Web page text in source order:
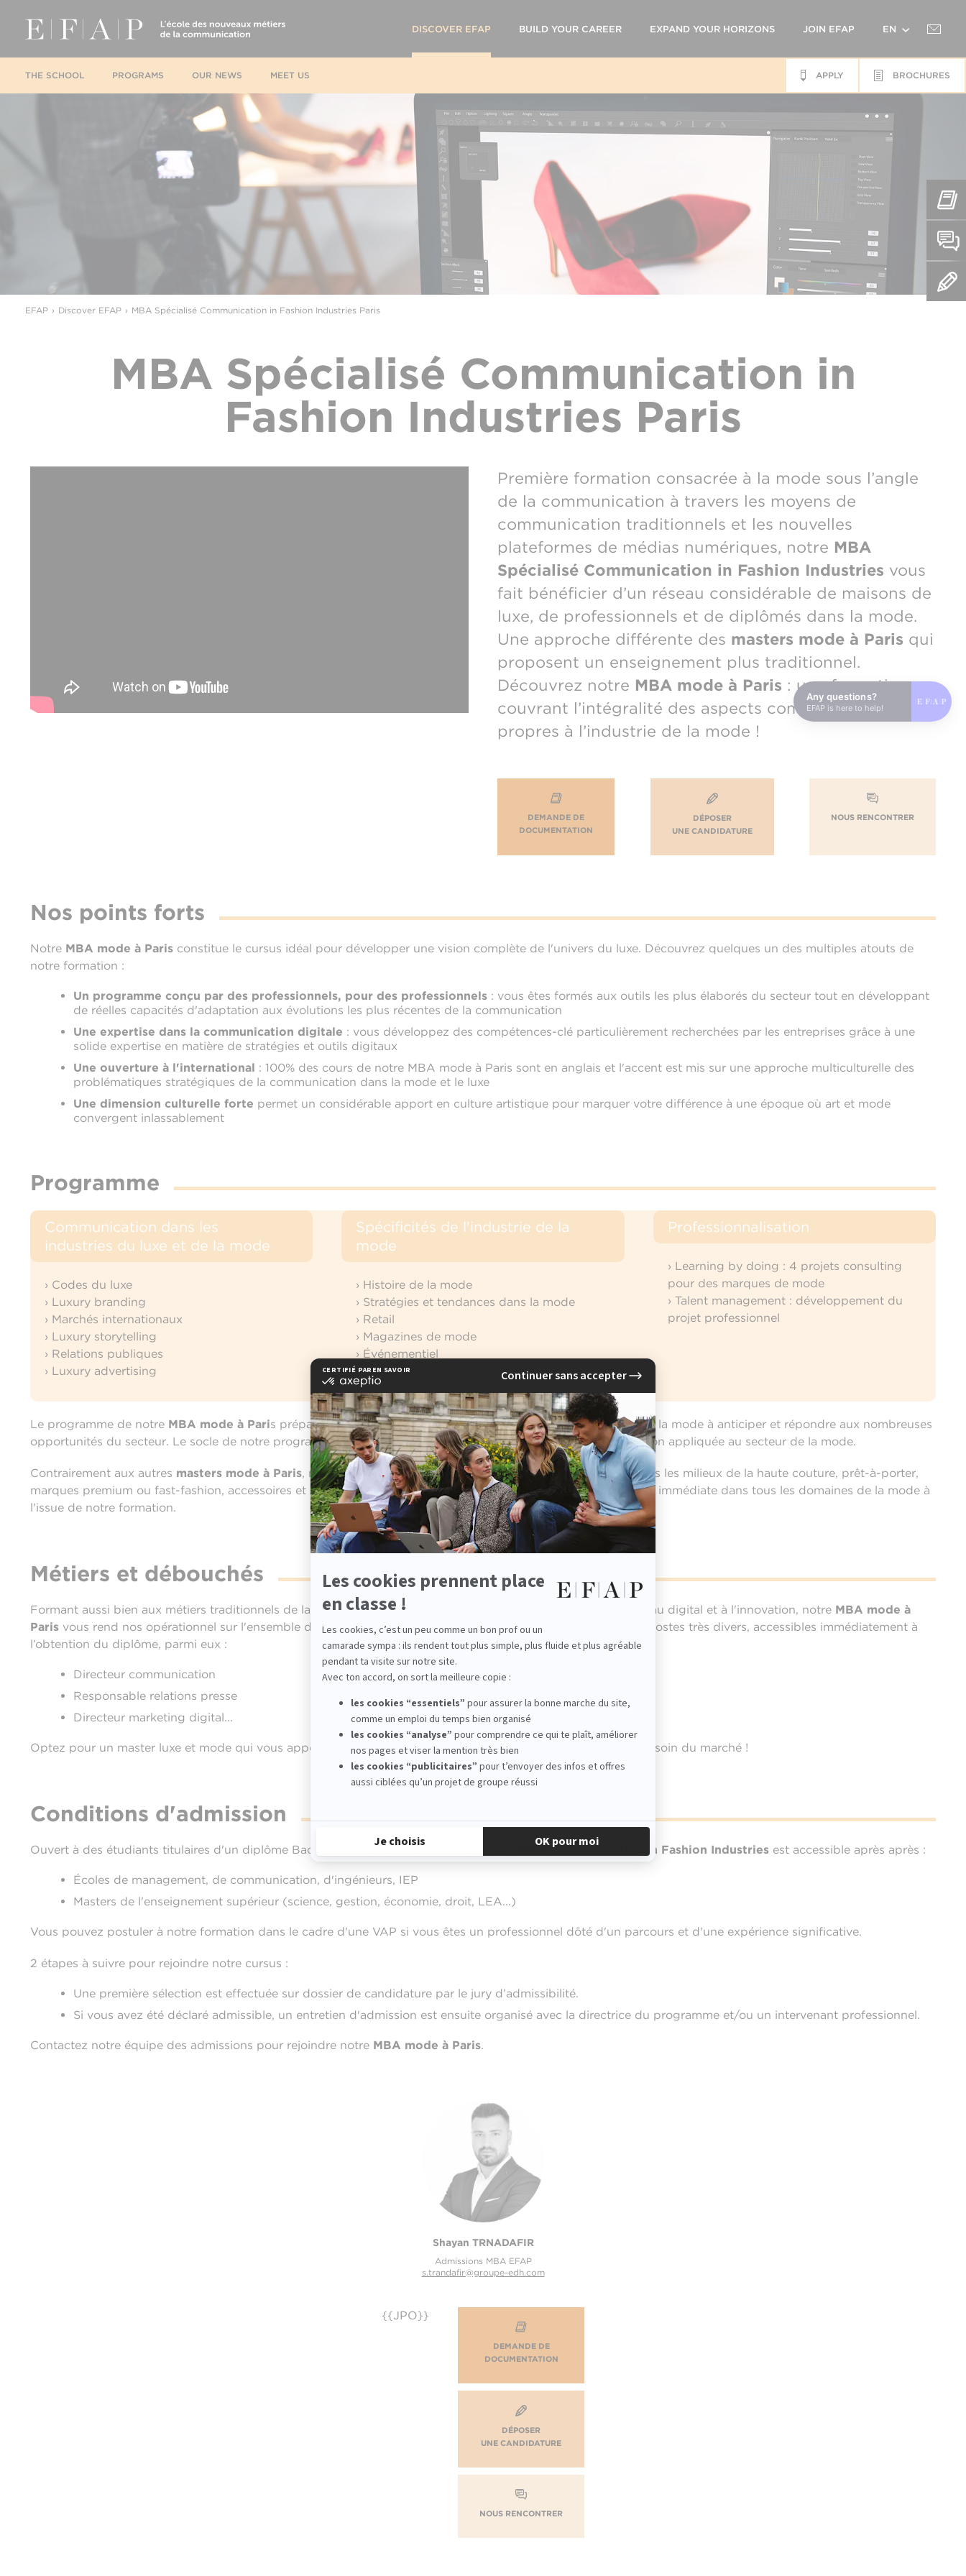
DISCOVER EFAP BUILD YOUR CAREER EXPAND YOUR HORIZONS JOIN EFAP EN
THE SCHOOL PROGRAMS OUR NEWS MEET US BROCHURES
APPLY
EFAP Discover EFAP MBA Spécialisé Communication in Fashion Industries Paris
MBA Spécialisé Communication in
Fashion Industries Paris
Première formation consacrée à la mode sous l’angle
de la communication à travers les moyens de
communication traditionnels et les nouvelles
plateformes de médias numériques, notre MBA
Spécialisé Communication in Fashion Industries vous
fait bénéficier d’un réseau considérable de maisons de
luxe, de professionnels et de diplômés dans la mode.
Une approche différente des masters mode à Paris qui
proposent un enseignement plus traditionnel.
Découvrez notre MBA mode à Paris : une formation
couvrant l’intégralité des aspects communicationnels
propres à l’industrie de la mode !
DEMANDE DE
DOCUMENTATION
DÉPOSER
UNE CANDIDATURE
NOUS RENCONTRER
Nos points forts
Notre MBA mode à Paris constitue le cursus idéal pour développer une vision complète de l'univers du luxe. Découvrez quelques un des multiples atouts de
notre formation :
Un programme conçu par des professionnels, pour des professionnels : vous êtes formés aux outils les plus élaborés du secteur tout en développant
de réelles capacités d'adaptation aux évolutions les plus récentes de la communication
Une expertise dans la communication digitale : vous développez des compétences-clé particulièrement recherchées par les entreprises grâce à une
solide expertise en matière de stratégies et outils digitaux
Une ouverture à l'international : 100% des cours de notre MBA mode à Paris sont en anglais et l'accent est mis sur une approche multiculturelle des
problématiques stratégiques de la communication dans la mode et le luxe
Une dimension culturelle forte permet un considérable apport en culture artistique pour marquer votre différence à une époque où art et mode
convergent inlassablement
Programme
Communication dans les
industries du luxe et de la mode
› Codes du luxe
› Luxury branding
› Marchés internationaux
› Luxury storytelling
› Relations publiques
› Luxury advertising
Spécificités de l'industrie de la
mode
› Histoire de la mode
› Stratégies et tendances dans la mode
› Retail
› Magazines de mode
› Événementiel
› Parfums et cosmétiques
Professionnalisation
› Learning by doing : 4 projets consulting
pour des marques de mode
› Talent management : développement du
projet professionnel
Le programme de notre MBA mode à Paris prépare la future génération de spécialistes et communicants dans la mode à anticiper et répondre aux nombreuses
opportunités du secteur. Le socle de notre programme s'articule autour des pilliers majeurs de la communication appliquée au secteur de la mode.
Contrairement aux autres masters mode à Paris, nous favorisons une approche globale et transversale à travers les milieux de la haute couture, prêt-à-porter,
marques premium ou fast-fashion, accessoires et maroquineries dans l'optique de favoriser votre employabilité immédiate dans tous les domaines de la mode à
l'issue de notre formation.
Métiers et débouchés
Formant aussi bien aux métiers traditionnels de la communication dans la mode qu'aux nouveaux métiers liés au digital et à l'innovation, notre MBA mode à
Paris vous rend nos opérationnel sur l'ensemble des postes dans l'industrie. Nous vous préparons ainsi à des postes très divers, accessibles immédiatement à
l’obtention du diplôme, parmi eux :
Directeur communication
Responsable relations presse
Directeur marketing digital...
Optez pour un master luxe et mode qui vous apportera une vraie valeur ajoutée : celle d'avoir été formé aux besoin du marché !
Conditions d'admission
Ouvert à des étudiants titulaires d'un diplôme Bac+4/+5 issus d'horizons divers, notre MBA Communication in Fashion Industries est accessible après après :
Écoles de management, de communication, d'ingénieurs, IEP
Masters de l'enseignement supérieur (science, gestion, économie, droit, LEA...)
Vous pouvez postuler à notre formation dans le cadre d'une VAP si vous êtes un professionnel dôté d'un parcours et d'une expérience significative.
2 étapes à suivre pour rejoindre notre cursus :
Une première sélection est effectuée sur dossier de candidature par le jury d’admissibilité.
Si vous avez été déclaré admissible, un entretien d'admission est ensuite organisé avec la directrice du programme et/ou un intervenant professionnel.
Contactez notre équipe des admissions pour rejoindre notre MBA mode à Paris.
Shayan TRNADAFIR
Admissions MBA EFAP
s.trandafir@groupe-edh.com
{{JPO}}
DEMANDE DE
DOCUMENTATION
DÉPOSER
UNE CANDIDATURE
NOUS RENCONTRER
Any questions?
EFAP is here to help!